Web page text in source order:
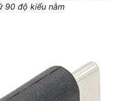
90 độ kiểu nằm